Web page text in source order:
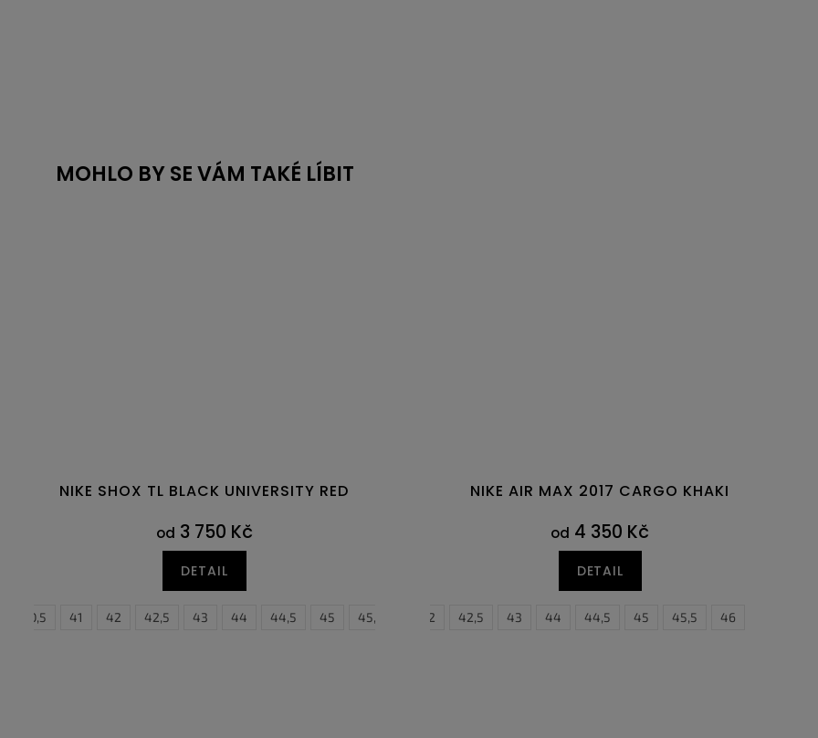
MOHLO BY SE VÁM TAKÉ LÍBIT
47
NIKE SHOX TL BLACK UNIVERSITY RED
od 3 750 Kč
DETAIL
40,5 41 42 42,5 43 44 44,5 45 45,5 47,5
NIKE AIR MAX 2017 CARGO KHAKI
od 4 350 Kč
DETAIL
42 42,5 43 44 44,5 45 45,5 46